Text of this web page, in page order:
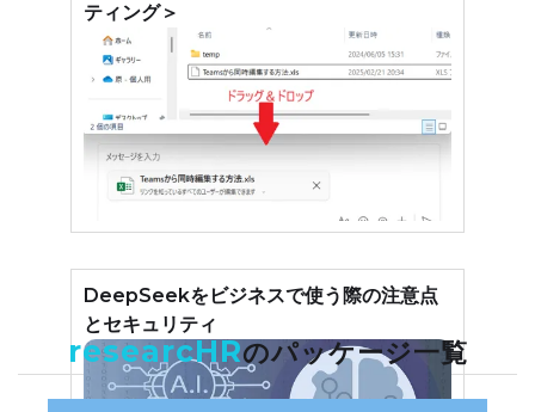
ティング＞
DeepSeekをビジネスで使う際の注意点
とセキュリティ
researcHRのパッケージ一覧